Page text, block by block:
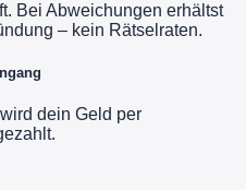
Bei Abweichungen erhältst
– kein Rätselraten.
dein Geld per